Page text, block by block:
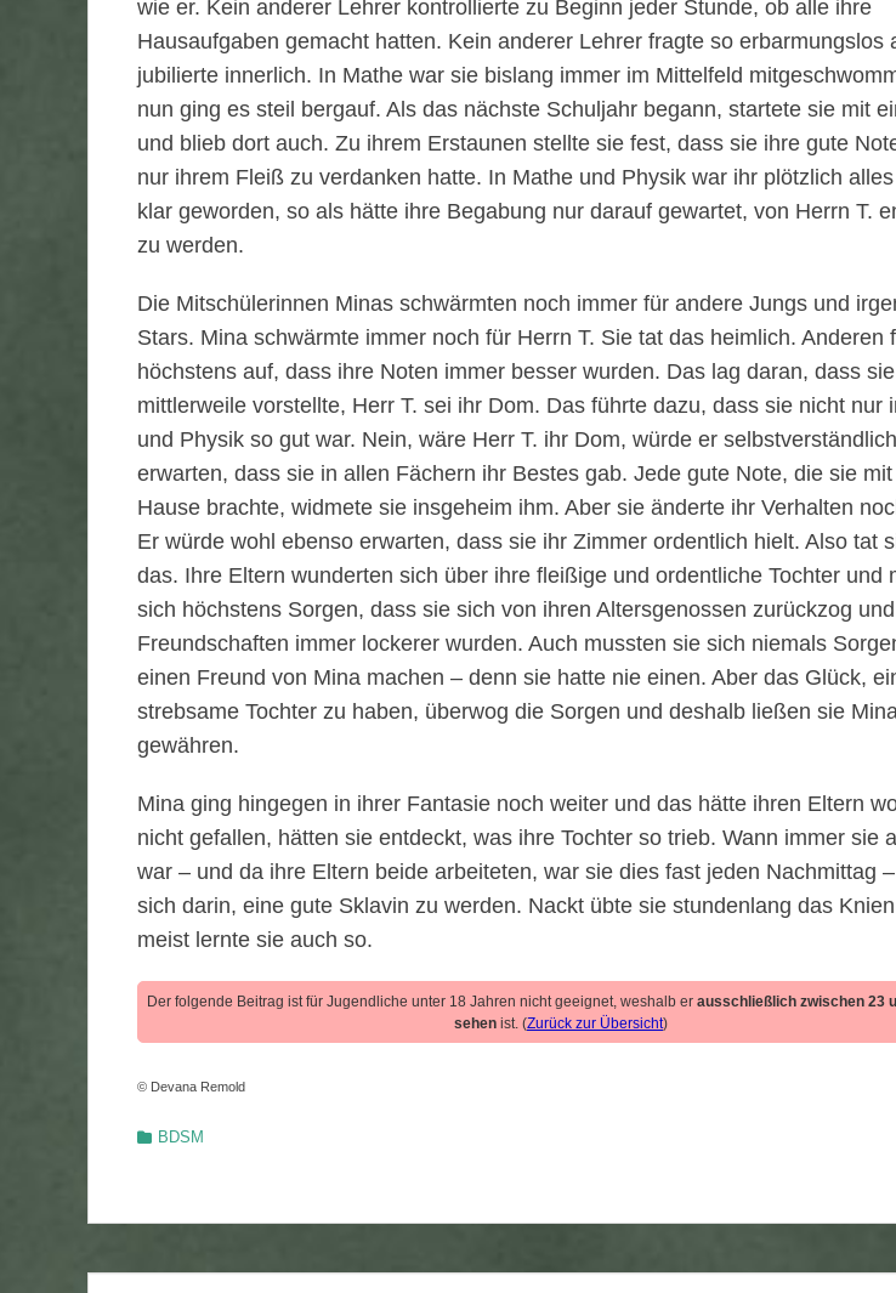
wie er. Kein anderer Lehrer kontrollierte zu Beginn jeder Stunde, ob alle ihre
Hausaufgaben gemacht hatten. Kein anderer Lehrer fragte so erbarmungslos
jubilierte innerlich. In Mathe war sie bislang immer im Mittelfeld
nun ging es steil bergauf. Als das nächste Schuljahr begann, startete sie mit
und blieb dort auch. Zu ihrem Erstaunen stellte sie fest, dass sie ihre gute
nur ihrem Fleiß zu verdanken hatte. In Mathe und Physik war ihr plötzlich
klar geworden, so als hätte ihre Begabung nur darauf gewartet, von Herrn T.
zu werden.
Die Mitschülerinnen Minas schwärmten noch immer für andere Jungs und
Stars. Mina schwärmte immer noch für Herrn T. Sie tat das heimlich. Anderen
höchstens auf, dass ihre Noten immer besser wurden. Das lag daran, dass
mittlerweile vorstellte, Herr T. sei ihr Dom. Das führte dazu, dass sie nicht nur
und Physik so gut war. Nein, wäre Herr T. ihr Dom, würde er selbstverständlich
erwarten, dass sie in allen Fächern ihr Bestes gab. Jede gute Note, die sie
Hause brachte, widmete sie insgeheim ihm. Aber sie änderte ihr Verhalten
Er würde wohl ebenso erwarten, dass sie ihr Zimmer ordentlich hielt. Also tat
das. Ihre Eltern wunderten sich über ihre fleißige und ordentliche Tochter und
sich höchstens Sorgen, dass sie sich von ihren Altersgenossen zurückzog
Freundschaften immer lockerer wurden. Auch mussten sie sich niemals
einen Freund von Mina machen – denn sie hatte nie einen. Aber das Glück,
strebsame Tochter zu haben, überwog die Sorgen und deshalb ließen sie
gewähren.
Mina ging hingegen in ihrer Fantasie noch weiter und das hätte ihren Eltern
nicht gefallen, hätten sie entdeckt, was ihre Tochter so trieb. Wann immer sie
war – und da ihre Eltern beide arbeiteten, war sie dies fast jeden Nachmittag
sich darin, eine gute Sklavin zu werden. Nackt übte sie stundenlang das
meist lernte sie auch so.
Der folgende Beitrag ist für Jugendliche unter 18 Jahren nicht geeignet, weshalb er ausschließlich zwischen 23
sehen ist. (Zurück zur Übersicht)
© Devana Remold
Kategorien
BDSM